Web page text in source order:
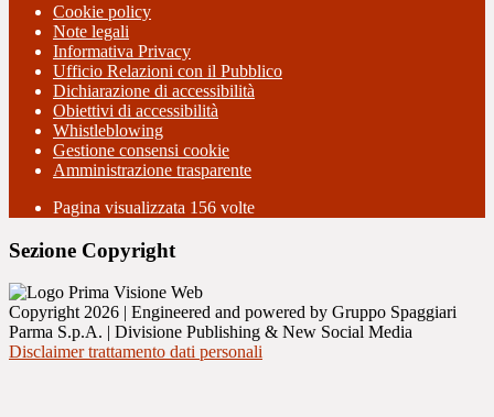
Cookie policy
Note legali
Informativa Privacy
Ufficio Relazioni con il Pubblico
Dichiarazione di accessibilità
Obiettivi di accessibilità
Whistleblowing
Gestione consensi cookie
Amministrazione trasparente
Pagina visualizzata 156 volte
Sezione Copyright
Copyright 2026 | Engineered and powered by Gruppo Spaggiari
Parma S.p.A. | Divisione Publishing & New Social Media
Disclaimer trattamento dati personali